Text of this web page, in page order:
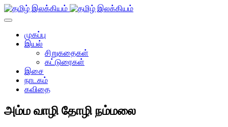
முகப்பு
இயல்
சிறுகதைகள்
கட்டுரைகள்
இசை
நாடகம்
கவிதை
அம்ம வாழி தோழி நம்மலை